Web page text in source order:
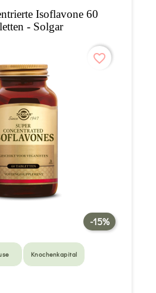
Isoflavone 60
- Solgar
-15%
Knochenkapital
favorite_border